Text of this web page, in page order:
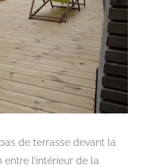
de terrasse devant la
l’intérieur de la